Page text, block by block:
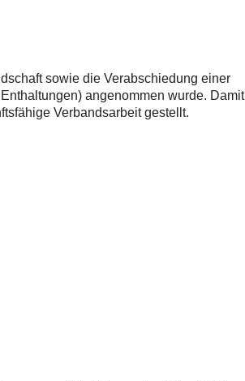
sowie die Verabschiedung einer
angenommen wurde. Damit
Verbandsarbeit gestellt.